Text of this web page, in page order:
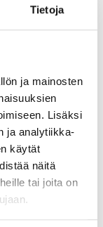
Tietoja
ja mainosten
Lisäksi
ja analytiikka-
käytät
näitä
tai joita on
vuotista
1975.
-
kokosi